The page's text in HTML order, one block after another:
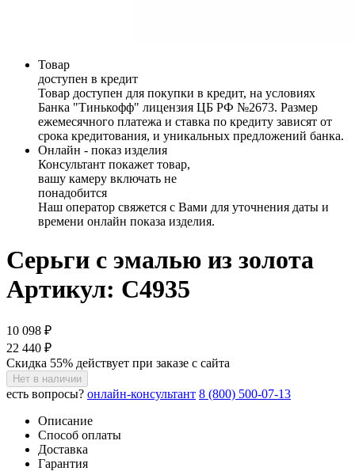
Товар
доступен в кредит
Товар доступен для покупки в кредит, на условиях
Банка "Тинькофф" лицензия ЦБ РФ №2673. Размер
ежемесячного платежа и ставка по кредиту зависят от
срока кредитования, и уникальных предложений банка.
Онлайн - показ изделия
Консультант покажет товар,
вашу камеру включать не
понадобится
Наш оператор свяжется с Вами для уточнения даты и
времени онлайн показа изделия.
Серьги с эмалью из золота
Артикул: С4935
10 098 ₽
22 440 ₽
Скидка 55% действует при заказе с сайта
Нет в наличии
есть вопросы? онлайн-консультант 8 (800) 500-07-13
Описание
Способ оплаты
Доставка
Гарантия